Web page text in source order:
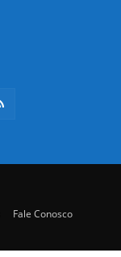
Fale Conosco